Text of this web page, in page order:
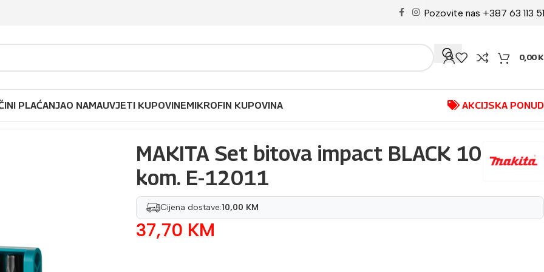
Pozovite nas +387 63 113
0,00
PLAĆANJAO NAMAUVJETI KUPOVINEMIKROFIN KUPOVINA AKCIJSKA
MAKITA Set bitova impact BLACK 10
kom. E-12011
Cijena dostave:10,00 KM
37,70 KM